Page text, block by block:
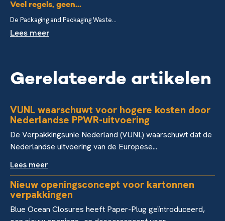
Veel regels, geen...
De Packaging and Packaging Waste...
Lees meer
Gerelateerde artikelen
VUNL waarschuwt voor hogere kosten door
Nederlandse PPWR-uitvoering
De Verpakkingsunie Nederland (VUNL) waarschuwt dat de
Nederlandse uitvoering van de Europese...
Lees meer
Nieuw openingsconcept voor kartonnen
verpakkingen
Blue Ocean Closures heeft Paper-Plug geïntroduceerd,